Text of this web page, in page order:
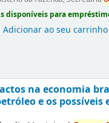
disponíveis para
Adicionar ao seu carrinho
na economia
e os